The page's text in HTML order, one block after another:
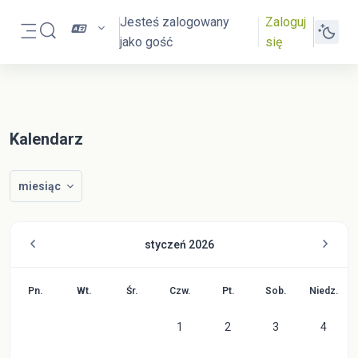
Panel boczny
Przełącznik wyszukiwarki
Jesteś zalogowany
jako gość
Zaloguj
się
Kalendarz
miesiąc
styczeń 2026
Poniedziałek
Pn. Wtorek
Wt. Środa
Śr. Czwartek
Czw. Piątek
Pt. Sobota
Sob. Niedz.
Brak wydarzeń, czwartek, 1
1 Brak wydarzeń, piątek,
2 Brak
3 Brak
4